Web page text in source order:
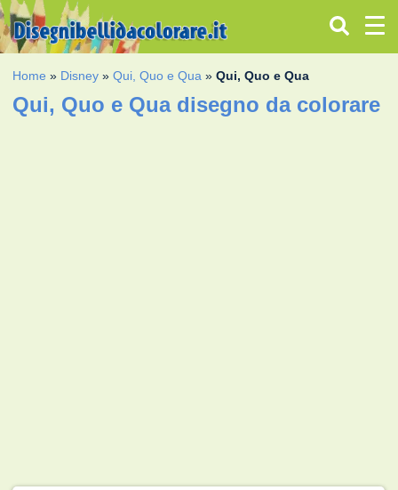
Home » Disney »Qui, Quo e Qua »Qui, Quo e Qua
Qui, Quo e Qua disegno da colorare